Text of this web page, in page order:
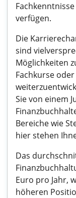
verfügen.
Die
sind
Möglichkeiten
Fachkurse
Sie von einem
Bereiche wie
hier stehen
Das
Euro pro Jahr,
höheren